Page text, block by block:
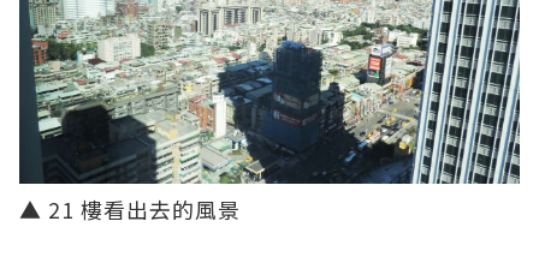
▲ 21 樓看出去的風景